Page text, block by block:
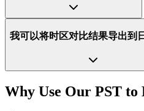
我可以将时区对比结果导出到
Why Use Our PST to